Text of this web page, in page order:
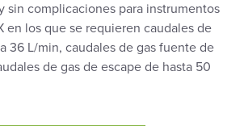
sin complicaciones para instrumentos
en los que se requieren caudales de
36 L/min, caudales de gas fuente de
de gas de escape de hasta 50